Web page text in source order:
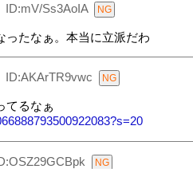
ID:mV/Ss3AoIA
ったなぁ。本当に立派だわ
ID:AKArTR9vwc
てるなぁ